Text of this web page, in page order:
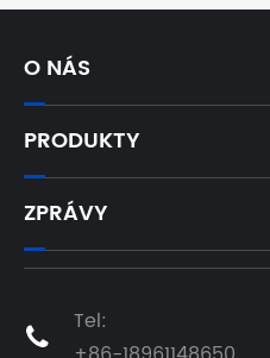
O NÁS
PRODUKTY
ZPRÁVY

Tel: